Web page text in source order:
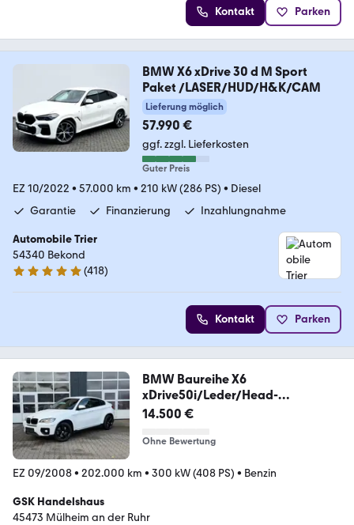
Kontakt Parken
BMW X6 xDrive 30 d M Sport
Paket /LASER/HUD/H&K/CAM
Lieferung möglich
57.990 €
ggf. zzgl. Lieferkosten
Guter Preis
EZ 10/2022 • 57.000 km • 210 kW (286 PS) • Diesel
Garantie
Finanzierung Inzahlungnahme
Automobile Trier
54340 Bekond
4.9 Sterne
(418)
Kontakt Parken
BMW Baureihe X6
xDrive50i/Leder/Head-
Up/Memo/Kamera
14.500 €
Ohne Bewertung
EZ 09/2008• 202.000 km • 300 kW (408 PS) • Benzin
GSK Handelshaus
45473 Mülheim an der Ruhr